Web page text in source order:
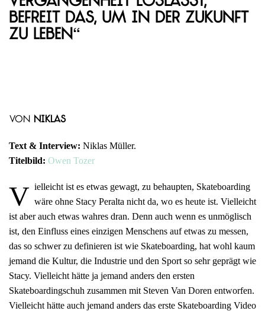
befreit das, um in der Zukunft
zu leben“
von Niklas
Text & Interview: Niklas Müller.
Titelbild: Owen Tozer
V ielleicht ist es etwas gewagt, zu behaupten, Skateboarding
wäre ohne Stacy Peralta nicht da, wo es heute ist. Vielleicht
ist aber auch etwas wahres dran. Denn auch wenn es unmöglisch
ist, den Einfluss eines einzigen Menschens auf etwas zu messen,
das so schwer zu definieren ist wie Skateboarding, hat wohl kaum
jemand die Kultur, die Industrie und den Sport so sehr geprägt wie
Stacy. Vielleicht hätte ja jemand anders den ersten
Skateboardingschuh zusammen mit Steven Van Doren entworfen.
Vielleicht hätte auch jemand anders das erste Skateboarding Video